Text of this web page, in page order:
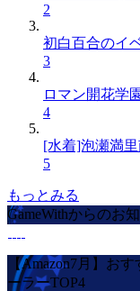
2
初白百合のイ
3
ロマン開花学
4
[水着]泡瀬満
5
もっとみる
GameWithからのお
【Amazon7月】お
ーラーTOP4